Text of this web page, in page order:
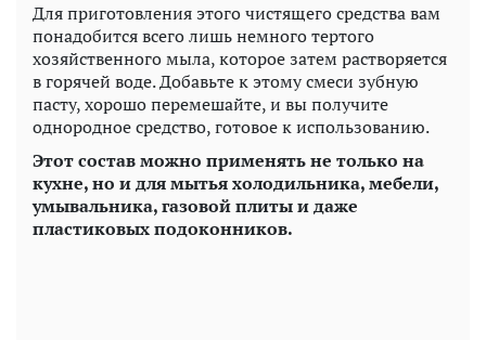
Для приготовления этого чистящего средства вам
понадобится всего лишь немного тертого
хозяйственного мыла, которое затем растворяется
в горячей воде. Добавьте к этому смеси зубную
пасту, хорошо перемешайте, и вы получите
однородное средство, готовое к использованию.
Этот состав можно применять не только на
кухне, но и для мытья холодильника, мебели,
умывальника, газовой плиты и даже
пластиковых подоконников.